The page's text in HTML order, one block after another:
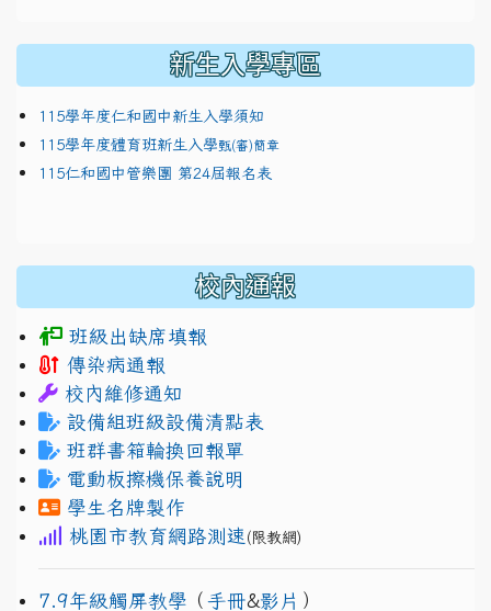
新生入學專區
115學年度仁和國中新生入學須知
115學年度體育班新生入學甄(審)簡章
115仁和國中管樂團 第24屆報名表
校內通報
班級出缺席填報
傳染病通報
校內維修通知
設備組班級設備清點表
班群書箱輪換回報單
電動板擦機保養說明
學生名牌製作
桃園市教育網路測速 (限教網)
7.9年級觸屏教學 （ 手冊&影片 ）